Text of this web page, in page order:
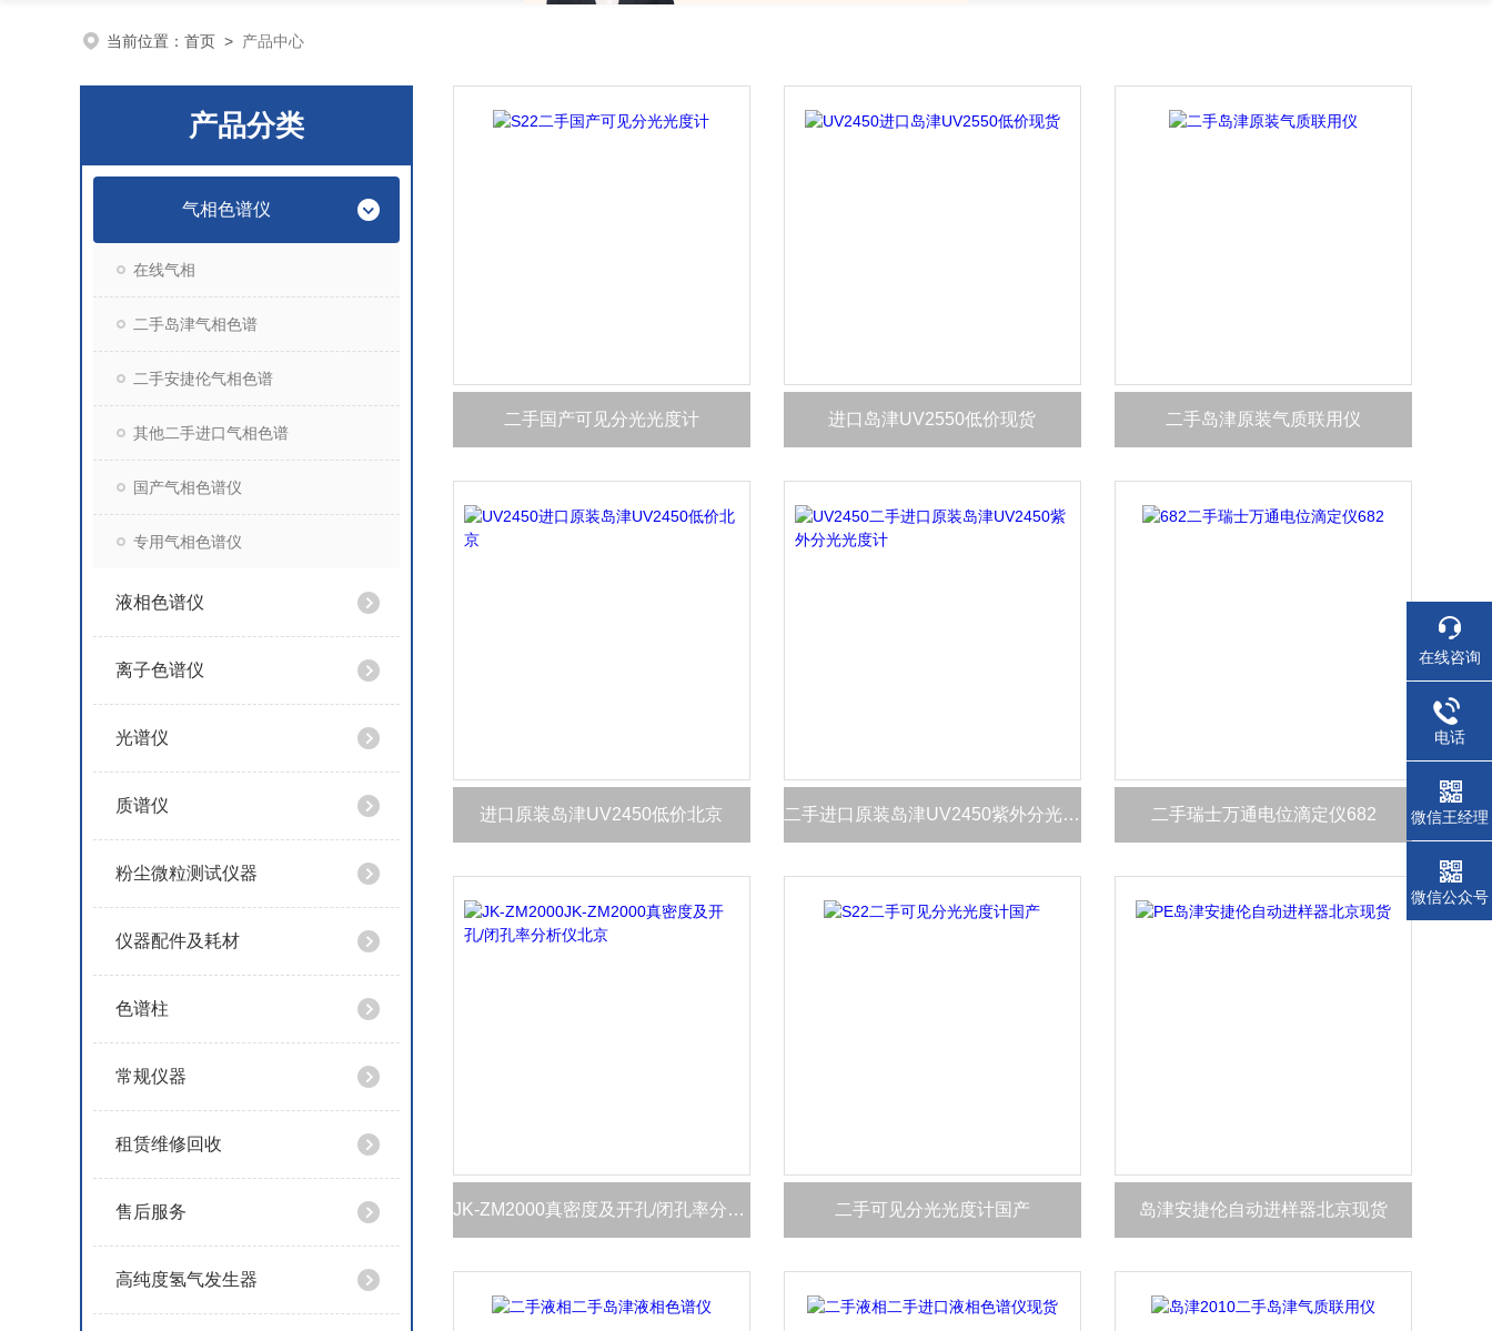
当前位置： 首页 > 产品中心
产品分类
气相色谱仪
在线气相
二手岛津气相色谱
二手安捷伦气相色谱
其他二手进口气相色谱
国产气相色谱仪
专用气相色谱仪
液相色谱仪
离子色谱仪
光谱仪
质谱仪
粉尘微粒测试仪器
仪器配件及耗材
色谱柱
常规仪器
租赁维修回收
售后服务
高纯度氢气发生器
二手国产可见分光光度计 进口岛津UV2550低价现货 二手岛津原装气质联用仪
进口原装岛津UV2450低价北京 二手进口原装岛津UV2450紫外分光光度计 二手瑞士万通电位滴定仪682
JK-ZM2000真密度及开孔/闭孔率分析仪北京 二手可见分光光度计国产 岛津安捷伦自动进样器北京现货
在线咨询
电话
微信王经理
微信公众号